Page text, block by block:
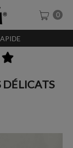
0
DÉLICATS